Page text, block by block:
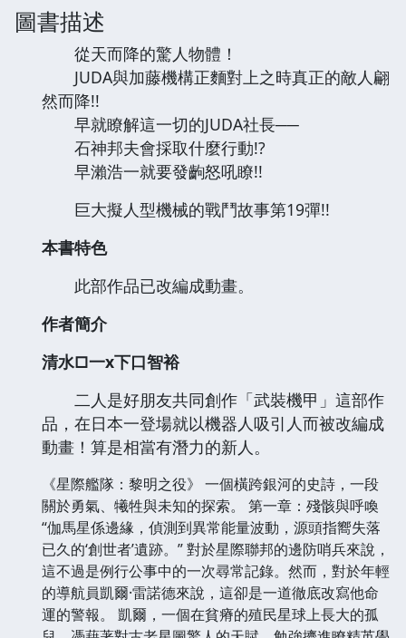
圖書描述
從天而降的驚人物體！
JUDA與加藤機構正麵對上之時真正的敵人翩
然而降!!
早就瞭解這一切的JUDA社長──
石神邦夫會採取什麼行動!?
早瀨浩一就要發齣怒吼瞭!!
巨大擬人型機械的戰鬥故事第19彈!!
本書特色
此部作品已改編成動畫。
作者簡介
清水□一x下口智裕
二人是好朋友共同創作「武裝機甲」這部作
品，在日本一登場就以機器人吸引人而被改編成
動畫！算是相當有潛力的新人。
《星際艦隊：黎明之役》 一個橫跨銀河的史詩，一段
關於勇氣、犧牲與未知的探索。 第一章：殘骸與呼喚
“伽馬星係邊緣，偵測到異常能量波動，源頭指嚮失落
已久的‘創世者’遺跡。” 對於星際聯邦的邊防哨兵來說，
這不過是例行公事中的一次尋常記錄。然而，對於年輕
的導航員凱爾·雷諾德來說，這卻是一道徹底改寫他命
運的警報。 凱爾，一個在貧瘠的殖民星球上長大的孤